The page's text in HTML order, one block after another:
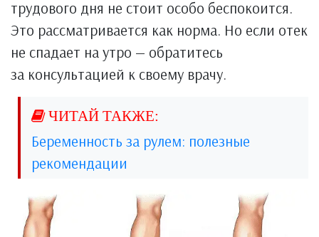
трудового дня не стоит особо беспокоится.
Это рассматривается как норма. Но если отек
не спадает на утро — обратитесь
за консультацией к своему врачу.
Беременность за рулем: полезные
рекомендации